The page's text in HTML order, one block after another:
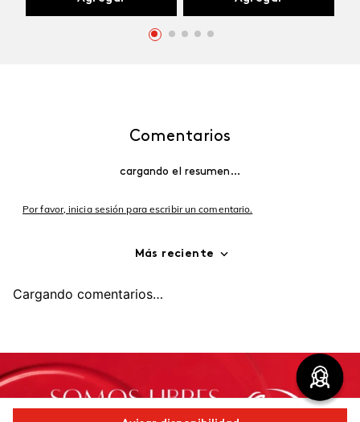
Comentarios
cargando el resumen…
Por favor, inicia sesión para escribir un comentario.
Más reciente
Cargando comentarios…